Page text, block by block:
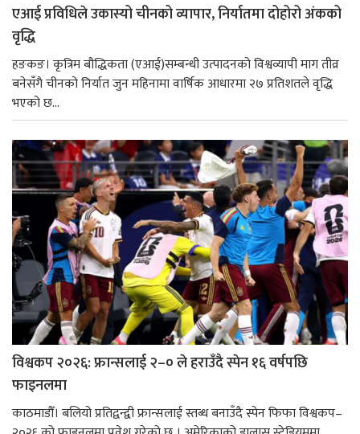
एआई प्रविधिले उकास्यो चीनको व्यापार, निर्यातमा दोहोरो अंकको
वृद्धि
हङकङ। कृत्रिम बौद्धिकता (एआई)सम्बन्धी उत्पादनको विश्वव्यापी माग तीव्र
बनेसँगै चीनको निर्यात जुन महिनामा वार्षिक आधारमा २७ प्रतिशतले वृद्धि
भएको छ...
विश्वकप २०२६: फ्रान्सलाई २–० ले हराउँदै स्पेन १६ वर्षपछि
फाइनलमा
काठमाडौँ। बलियो प्रतिद्वन्द्वी फ्रान्सलाई स्तब्ध बनाउँदै स्पेन फिफा विश्वकप–